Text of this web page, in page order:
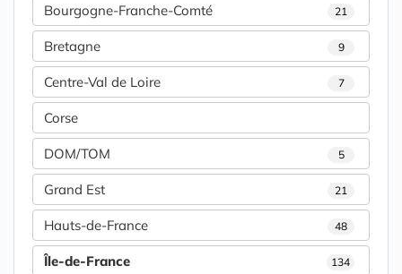
Bourgogne-Franche-Comté 21
Bretagne 9
Centre-Val de Loire 7
Corse
DOM/TOM 5
Grand Est 21
Hauts-de-France 48
Île-de-France 134